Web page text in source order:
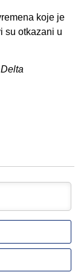
koje je
su otkazani u